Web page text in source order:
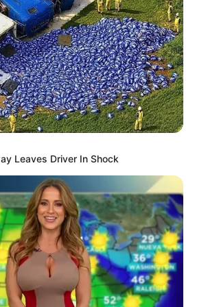
besten.
Belag
Köstliches Langosch
begeistert alle!>
zerdrücken und mit
Wasser verrühren
damit bestreichen
Sauerrahm und geriebenem
Leaves Driver In Shock